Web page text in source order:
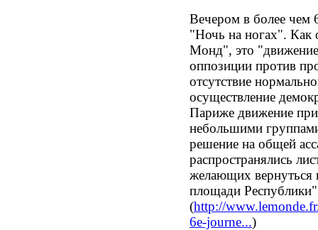
Вечером в более чем
"Ночь на ногах". Как
Монд", это
оппозиции против
отсутствие
осуществление
Париже движение
небольшими
решение на общей
распространялись
желающих вернуться
площади Республики"
(http://
6e-journe...)